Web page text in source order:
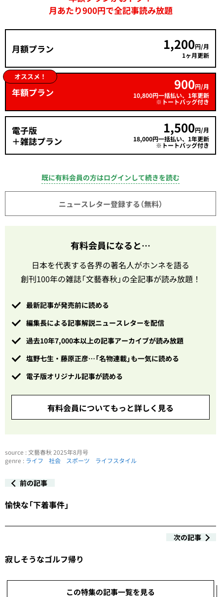
月あたり900円で全記事読み放題
月額プラン 1,200円/月
1ヶ月更新
オススメ！
年額プラン 900円/月
10,800円一括払い、1年更新
※トートバッグ付き
電子版
＋雑誌プラン
1,500円/月
18,000円一括払い、1年更新
※トートバッグ付き
既に有料会員の方はログインして続きを読む
ニュースレター登録する（無料）
有料会員になると…
日本を代表する各界の著名人がホンネを語る
創刊100年の雑誌「文藝春秋」の全記事が読み放題！
最新記事が発売前に読める
編集長による記事解説ニュースレターを配信
過去10年7,000本以上の記事アーカイブが読み放題
塩野七生・藤原正彦…「名物連載」も一気に読める
電子版オリジナル記事が読める
有料会員についてもっと詳しく見る
source : 文藝春秋 2025年8月号
genre : ライフ 社会 スポーツ ライフスタイル
前の記事
愉快な「下着事件」
次の記事
寂しそうなゴルフ帰り
この特集の記事一覧を見る